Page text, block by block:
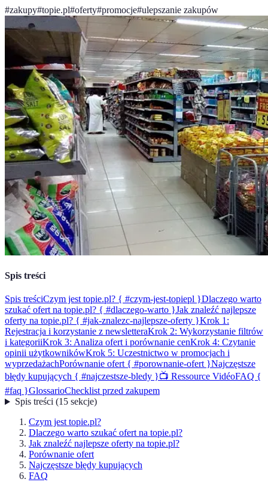
#zakupy#topie.pl#oferty#promocje#ulepszanie zakupów
Spis treści
Spis treściCzym jest topie.pl? { #czym-jest-topiepl }Dlaczego warto
szukać ofert na topie.pl? { #dlaczego-warto }Jak znaleźć najlepsze
oferty na topie.pl? { #jak-znalezc-najlepsze-oferty }Krok 1:
Rejestracja i korzystanie z newsletteraKrok 2: Wykorzystanie filtrów
i kategoriiKrok 3: Analiza ofert i porównanie cenKrok 4: Czytanie
opinii użytkownikówKrok 5: Uczestnictwo w promocjach i
wyprzedażachPorównanie ofert { #porownanie-ofert }Najczęstsze
błędy kupujących { #najczestsze-bledy }📺 Ressource VidéoFAQ {
#faq }GlossarioChecklist przed zakupem
Spis treści(15 sekcje)
Czym jest topie.pl?
Dlaczego warto szukać ofert na topie.pl?
Jak znaleźć najlepsze oferty na topie.pl?
Porównanie ofert
Najczęstsze błędy kupujących
FAQ